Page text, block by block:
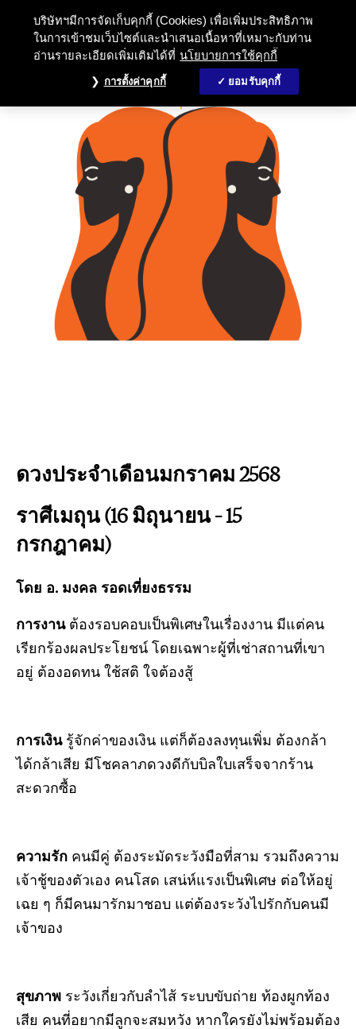
ดวงประจำเดือนมกราคม 2568
ราศีเมถุน (16 มิถุนายน – 15
กรกฎาคม)
โดย อ. มงคล รอดเที่ยงธรรม
การงาน ต้องรอบคอบเป็นพิเศษในเรื่องงาน มีแต่คน
เรียกร้องผลประโยชน์ โดยเฉพาะผู้ที่เช่าสถานที่เขา
อยู่ ต้องอดทน ใช้สติ ใจต้องสู้
การเงินรู้จักค่าของเงิน แต่ก็ต้องลงทุนเพิ่ม ต้องกล้า
ได้กล้าเสีย มีโชคลาภดวงดีกับบิลใบเสร็จจากร้าน
สะดวกซื้อ
ความรัก คนมีคู่ ต้องระมัดระวังมือที่สาม รวมถึงความ
เจ้าชู้ของตัวเอง คนโสด เสน่ห์แรงเป็นพิเศษ ต่อให้อยู่
เฉย ๆ ก็มีคนมารักมาชอบ แต่ต้องระวังไปรักกับคนมี
เจ้าของ
สุขภาพ ระวังเกี่ยวกับลำไส้ ระบบขับถ่าย ท้องผูกท้อง
เสีย คนที่อยากมีลูกจะสมหวัง หากใครยังไม่พร้อมต้อง
บริษัทฯมีการจัดเก็บคุกกี้ (Cookies) เพื่อเพิ่มประสิทธิภาพ
ในการเข้าชมเว็บไซต์และนำเสนอเนื้อหาที่เหมาะกับท่าน
อ่านรายละเอียดเพิ่มเติมได้ที่ นโยบายการใช้คุกกี้
การตั้งค่าคุกกี้ ยอมรับคุกกี้